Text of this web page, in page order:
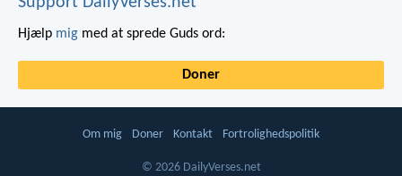
Hjælp mig med at sprede Guds ord:
Doner
Om mig Doner Kontakt Fortrolighedspolitik
© 2026 DailyVerses.net